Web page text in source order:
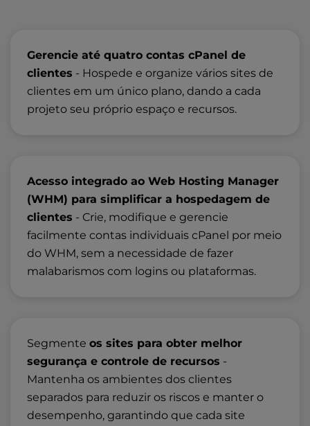
Gerencie até quatro contas cPanel de
clientes - Hospede e organize vários sites de
clientes em um único plano, dando a cada
projeto seu próprio espaço e recursos.
Acesso integrado ao Web Hosting Manager
(WHM) para simplificar a hospedagem de
clientes - Crie, modifique e gerencie
facilmente contas individuais cPanel por meio
do WHM, sem a necessidade de fazer
malabarismos com logins ou plataformas.
Segmente os sites para obter melhor
segurança e controle de recursos -
Mantenha os ambientes dos clientes
separados para reduzir os riscos e manter o
desempenho, garantindo que cada site